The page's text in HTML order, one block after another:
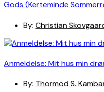
Gods (Kerteminde
By: Christian
Anmeldelse: Mit hus min
By: Thormod S.